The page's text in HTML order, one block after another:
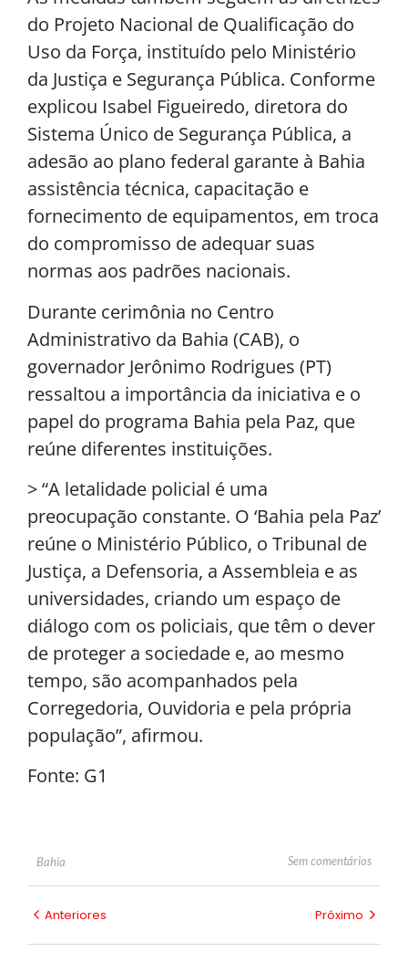
do Projeto Nacional de Qualificação do
Uso da Força, instituído pelo Ministério
da Justiça e Segurança Pública. Conforme
explicou Isabel Figueiredo, diretora do
Sistema Único de Segurança Pública, a
adesão ao plano federal garante à Bahia
assistência técnica, capacitação e
fornecimento de equipamentos, em troca
do compromisso de adequar suas
normas aos padrões nacionais.
Durante cerimônia no Centro
Administrativo da Bahia (CAB), o
governador Jerônimo Rodrigues (PT)
ressaltou a importância da iniciativa e o
papel do programa Bahia pela Paz, que
reúne diferentes instituições.
> “A letalidade policial é uma
preocupação constante. O ‘Bahia pela Paz’
reúne o Ministério Público, o Tribunal de
Justiça, a Defensoria, a Assembleia e as
universidades, criando um espaço de
diálogo com os policiais, que têm o dever
de proteger a sociedade e, ao mesmo
tempo, são acompanhados pela
Corregedoria, Ouvidoria e pela própria
população”, afirmou.
Fonte: G1
Bahia Sem comentários
Anteriores Próximo